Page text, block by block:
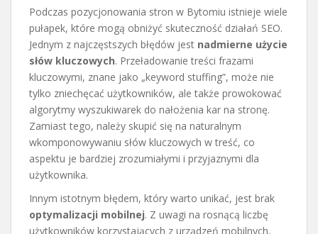
Podczas pozycjonowania stron w Bytomiu istnieje wiele
pułapek, które mogą obniżyć skuteczność działań SEO.
Jednym z najczęstszych błędów jest nadmierne użycie
słów kluczowych. Przeładowanie treści frazami
kluczowymi, znane jako „keyword stuffing”, może nie
tylko zniechęcać użytkowników, ale także prowokować
algorytmy wyszukiwarek do nałożenia kar na stronę.
Zamiast tego, należy skupić się na naturalnym
wkomponowywaniu słów kluczowych w treść, co
aspektu je bardziej zrozumiałymi i przyjaznymi dla
użytkownika.
Innym istotnym błędem, który warto unikać, jest brak
optymalizacji mobilnej. Z uwagi na rosnącą liczbę
użytkowników korzystających z urządzeń mobilnych,